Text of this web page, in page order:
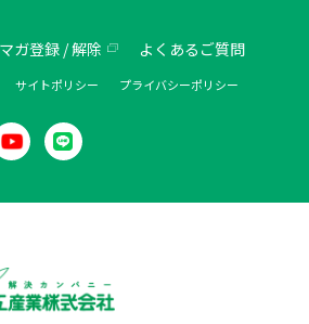
ガ登録 / 解除 よくあるご質問
サイトポリシー プライバシーポリシー